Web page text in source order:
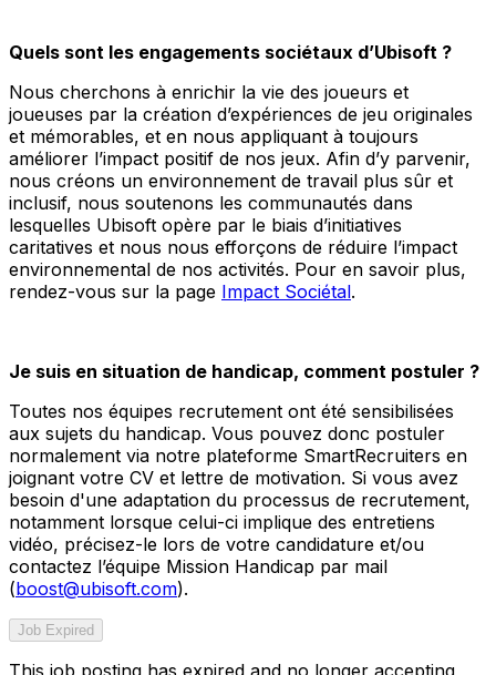
Quels sont les engagements sociétaux d’Ubisoft ?
Nous cherchons à enrichir la vie des joueurs et
joueuses par la création d’expériences de jeu originales
et mémorables, et en nous appliquant à toujours
améliorer l’impact positif de nos jeux. Afin d’y parvenir,
nous créons un environnement de travail plus sûr et
inclusif, nous soutenons les communautés dans
lesquelles Ubisoft opère par le biais d’initiatives
caritatives et nous nous efforçons de réduire l’impact
environnemental de nos activités. Pour en savoir plus,
rendez-vous sur la page Impact Sociétal.
Je suis en situation de handicap, comment postuler ?
Toutes nos équipes recrutement ont été sensibilisées
aux sujets du handicap. Vous pouvez donc postuler
normalement via notre plateforme SmartRecruiters en
joignant votre CV et lettre de motivation. Si vous avez
besoin d'une adaptation du processus de recrutement,
notamment lorsque celui-ci implique des entretiens
vidéo, précisez-le lors de votre candidature et/ou
contactez l’équipe Mission Handicap par mail
(boost@ubisoft.com).
Job Expired